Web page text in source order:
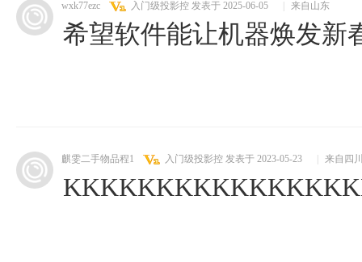
wxk77ezc 入门级投影控 发表于 2025-06-05 来自山东
希望软件能让机器焕发新
麒雯二手物品程1 入门级投影控 发表于 2023-05-23 来自四